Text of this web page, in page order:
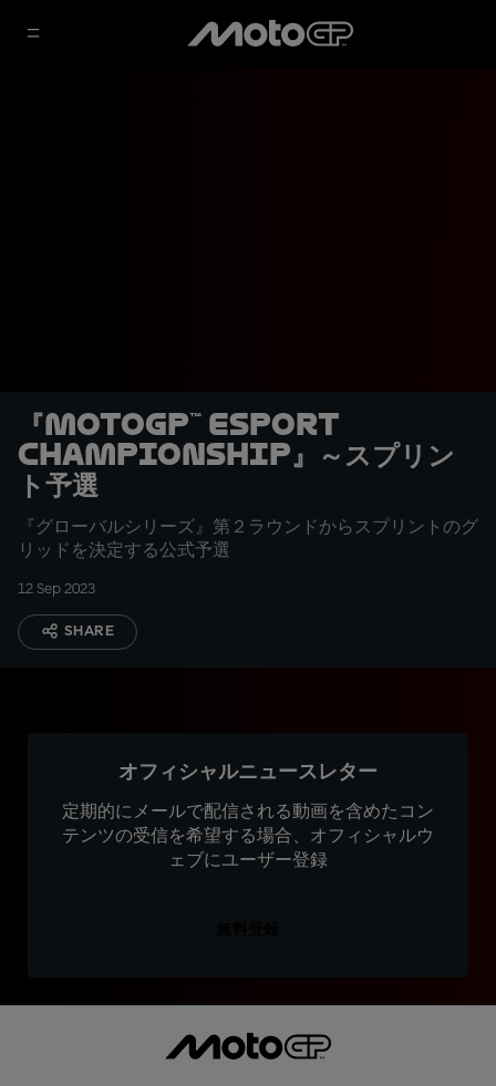
『MotoGP™ eSport
Championship』～スプリン
ト予選
『グローバルシリーズ』第２ラウンドからスプリントのグ
リッドを決定する公式予選
12 Sep 2023
SHARE
オフィシャルニュースレター
定期的にメールで配信される動画を含めたコン
テンツの受信を希望する場合、オフィシャルウ
ェブにユーザー登録